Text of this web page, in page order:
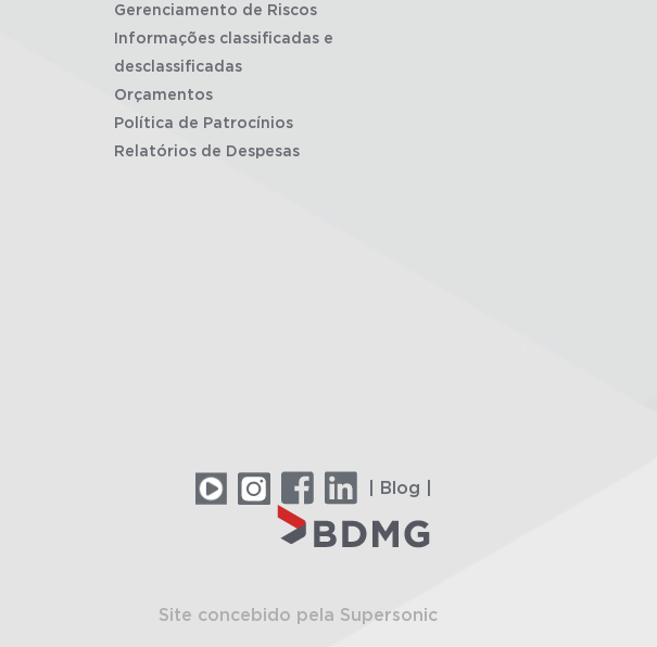
Gerenciamento de Riscos
Informações classificadas e
desclassificadas
Orçamentos
Política de Patrocínios
Relatórios de Despesas
| Blog |
Site concebido pela Supersonic